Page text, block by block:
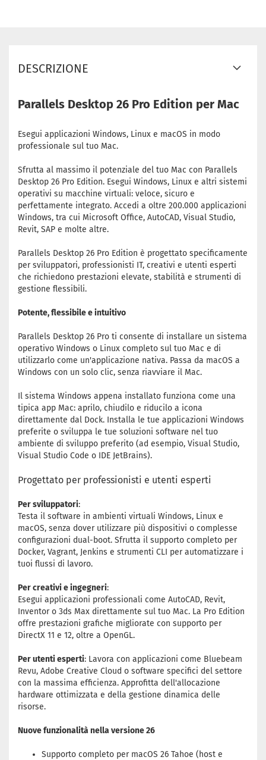
DESCRIZIONE
Parallels Desktop 26 Pro Edition per Mac
Esegui applicazioni Windows, Linux e macOS in modo
professionale sul tuo Mac.
Sfrutta al massimo il potenziale del tuo Mac con Parallels
Desktop 26 Pro Edition. Esegui Windows, Linux e altri sistemi
operativi su macchine virtuali: veloce, sicuro e
perfettamente integrato. Accedi a oltre 200.000 applicazioni
Windows, tra cui Microsoft Office, AutoCAD, Visual Studio,
Revit, SAP e molte altre.
Parallels Desktop 26 Pro Edition è progettato specificamente
per sviluppatori, professionisti IT, creativi e utenti esperti
che richiedono prestazioni elevate, stabilità e strumenti di
gestione flessibili.
Potente, flessibile e intuitivo
Parallels Desktop 26 Pro ti consente di installare un sistema
operativo Windows o Linux completo sul tuo Mac e di
utilizzarlo come un'applicazione nativa. Passa da macOS a
Windows con un solo clic, senza riavviare il Mac.
Il sistema Windows appena installato funziona come una
tipica app Mac: aprilo, chiudilo e riducilo a icona
direttamente dal Dock. Installa le tue applicazioni Windows
preferite o sviluppa le tue soluzioni software nel tuo
ambiente di sviluppo preferito (ad esempio, Visual Studio,
Visual Studio Code o IDE JetBrains).
Progettato per professionisti e utenti esperti
Per sviluppatori:
Testa il software in ambienti virtuali Windows, Linux e
macOS, senza dover utilizzare più dispositivi o complesse
configurazioni dual-boot. Sfrutta il supporto completo per
Docker, Vagrant, Jenkins e strumenti CLI per automatizzare i
tuoi flussi di lavoro.
Per creativi e ingegneri:
Esegui applicazioni professionali come AutoCAD, Revit,
Inventor o 3ds Max direttamente sul tuo Mac. La Pro Edition
offre prestazioni grafiche migliorate con supporto per
DirectX 11 e 12, oltre a OpenGL.
Per utenti esperti: Lavora con applicazioni come Bluebeam
Revu, Adobe Creative Cloud o software specifici del settore
con la massima efficienza. Approfitta dell'allocazione
hardware ottimizzata e della gestione dinamica delle
risorse.
Nuove funzionalità nella versione 26
Supporto completo per macOS 26 Tahoe (host e